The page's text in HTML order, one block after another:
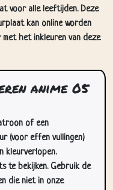
voor alle leeftijden. Deze
kan online worden
het inkleuren van deze
anime 05
of een
(voor effen vullingen)
kleurverlopen.
te bekijken. Gebruik de
die niet in onze